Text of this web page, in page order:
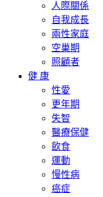
人際關係
自我成長
兩性家庭
空巢期
照顧者
健 康
性愛
更年期
失智
醫療保健
飲食
運動
慢性病
癌症